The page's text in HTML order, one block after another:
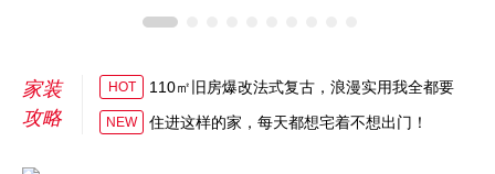
家装
攻略
HOT 110㎡旧房爆改法式复古，浪漫实用我全都要
NEW 住进这样的家，每天都想宅着不想出门！